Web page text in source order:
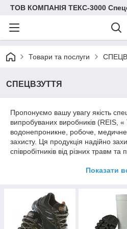
ТОВ КОМПАНІЯ ТЕКС-3000
Товари та послуги
СПЕЦВЗУТТЯ
Пропонуємо вашу увагу якість
випробуваних виробників (REIS,
водонепроникне, робоче, медичне
захисту. Ця продукція надійно
співробітників від різних травм
взуття
Показати